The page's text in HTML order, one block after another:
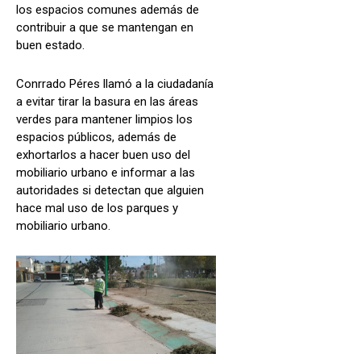
los espacios comunes además de
contribuir a que se mantengan en
buen estado.
Conrrado Péres llamó a la ciudadanía
a evitar tirar la basura en las áreas
verdes para mantener limpios los
espacios públicos, además de
exhortarlos a hacer buen uso del
mobiliario urbano e informar a las
autoridades si detectan que alguien
hace mal uso de los parques y
mobiliario urbano.